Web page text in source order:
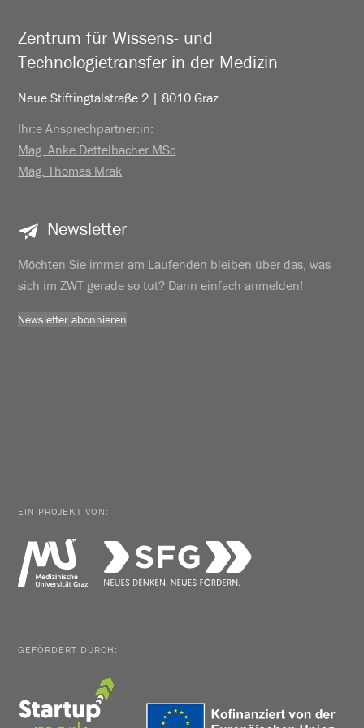
Zentrum für Wissens- und
Technologietransfer in der Medizin
Neue Stiftingtalstraße 2 | 8010 Graz
Ihr:e Ansprechpartner:in:
Mag. Anke Dettelbacher MSc
Mag. Thomas Mrak
Newsletter
Möchten Sie immer am Laufenden bleiben über das, was
sich im ZWT gerade so tut? Dann einfach anmelden!
Newsletter abonnieren
EIN PROJEKT VON:
GEFÖRDERT DURCH: